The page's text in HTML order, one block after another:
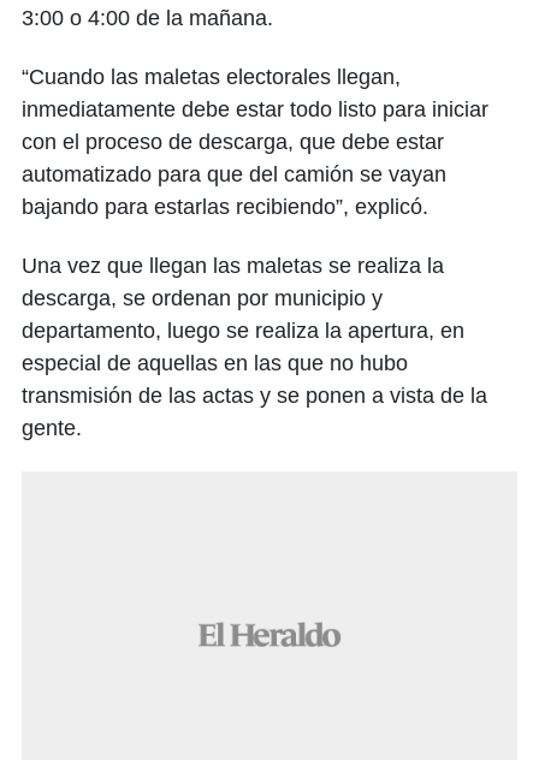
3:00 o 4:00 de la mañana.
“Cuando las maletas electorales llegan,
inmediatamente debe estar todo listo para iniciar
con el proceso de descarga, que debe estar
automatizado para que del camión se vayan
bajando para estarlas recibiendo”, explicó.
Una vez que llegan las maletas se realiza la
descarga, se ordenan por municipio y
departamento, luego se realiza la apertura, en
especial de aquellas en las que no hubo
transmisión de las actas y se ponen a vista de la
gente.